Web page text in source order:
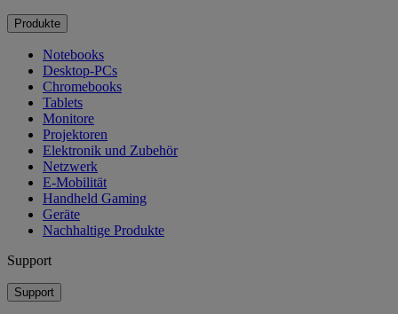
Produkte
Notebooks
Desktop-PCs
Chromebooks
Tablets
Monitore
Projektoren
Elektronik und Zubehör
Netzwerk
E-Mobilität
Handheld Gaming
Geräte
Nachhaltige Produkte
Support
Support